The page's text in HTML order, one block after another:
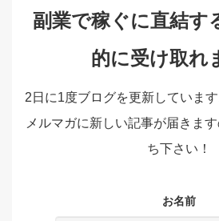
副業で稼ぐに直結す
的に受け取れ
2日に1度ブログを更新していま
メルマガに新しい記事が届きま
ち下さい！
お名前